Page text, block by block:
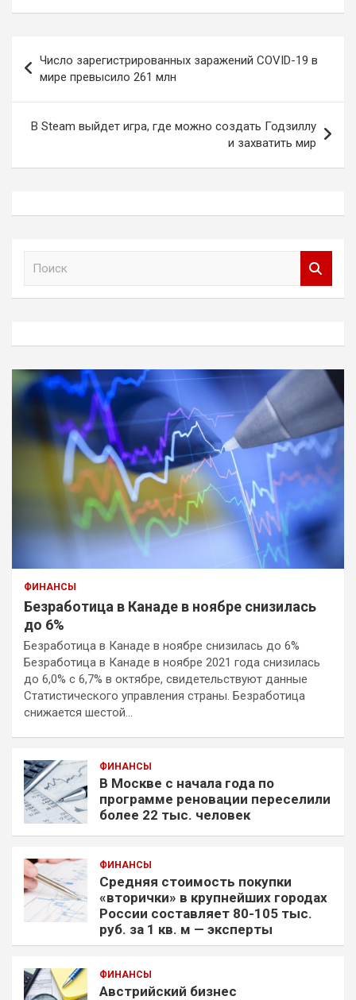
по
записям
Число зарегистрированных заражений COVID-19 в
мире превысило 261 млн
В Steam выйдет игра, где можно создать Годзиллу
и захватить мир
ФИНАНСЫ
Безработица в Канаде в ноябре снизилась
до 6%
Безработица в Канаде в ноябре снизилась до 6%
Безработица в Канаде в ноябре 2021 года снизилась
до 6,0% с 6,7% в октябре, свидетельствуют данные
Статистического управления страны. Безработица
снижается шестой…
ФИНАНСЫ
В Москве с начала года по
программе реновации переселили
более 22 тыс. человек
ФИНАНСЫ
Средняя стоимость покупки
«вторички» в крупнейших городах
России составляет 80-105 тыс.
руб. за 1 кв. м — эксперты
ФИНАНСЫ
Австрийский бизнес